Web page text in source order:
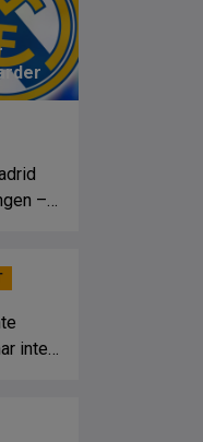
–
inte